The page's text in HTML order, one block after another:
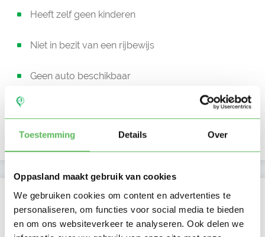
Toestemming Details Over
Oppasland maakt gebruik van cookies
We gebruiken cookies om content en advertenties te
personaliseren, om functies voor social media te bieden
en om ons websiteverkeer te analyseren. Ook delen we
Heeft zelf geen kinderen
Niet in bezit van een rijbewijs
Geen auto beschikbaar
Uurtarief: Account only
Kan oppassen op
Wo Vr Za
Ochtend